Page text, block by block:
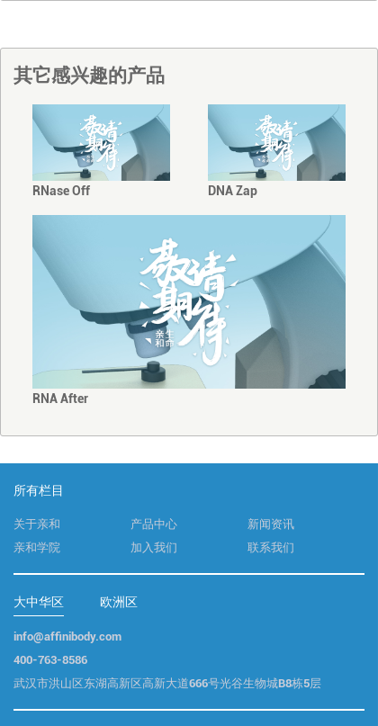
其它感兴趣的产品
RNase Off DNA Zap
RNA After
所有栏目
关于亲和 产品中心
新闻资讯
亲和学院
加入我们 联系我们
大中华区 欧洲区
info@affinibody.com
400-763-8586
武汉市洪山区东湖高新区高新大道666号光谷生物城B8栋5层